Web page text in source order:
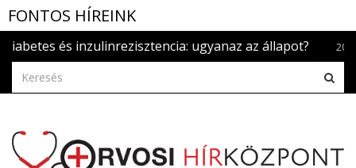
FONTOS HÍREINK
és inzulinrezisztencia: ugyanaz az állapot? 2026.aug. 5.